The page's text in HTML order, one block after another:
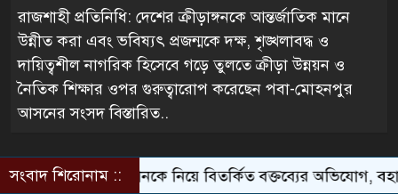
রাজশাহী প্রতিনিধি: দেশের ক্রীড়াঙ্গনকে আন্তর্জাতিক মানে
উন্নীত করা এবং ভবিষ্যৎ প্রজন্মকে দক্ষ, শৃঙ্খলাবদ্ধ ও
দায়িত্বশীল নাগরিক হিসেবে গড়ে তুলতে ক্রীড়া উন্নয়ন ও
নৈতিক শিক্ষার ওপর গুরুত্বারোপ করেছেন পবা-মোহনপুর
আসনের সংসদবিস্তারিত..
সংবাদ শিরোনাম ::
নিয়ে বিতর্কিত বক্তব্যের অভিযোগ, বহাল তবিয়তে অধ্যক্ষ